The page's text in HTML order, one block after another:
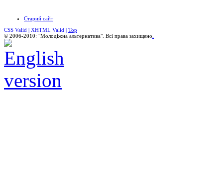
Старий сайт
CSS Valid | XHTML Valid | Top
© 2006-2010: "Молодіжна альтернатива". Всі права захищено